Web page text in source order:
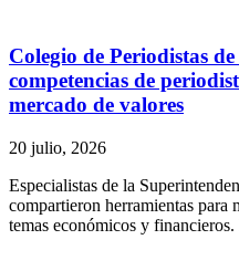
Colegio de Periodistas
competencias de
mercado de valores
20 julio, 2026
Especialistas de la
compartieron herramientas para
temas económicos y